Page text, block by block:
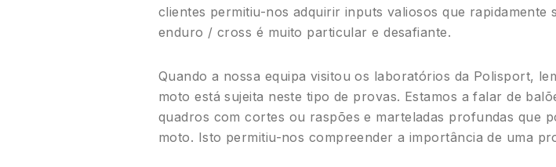
clientes permitiu-nos adquirir inputs valiosos que
enduro / cross é muito particular e desafiante.
Quando a nossa equipa visitou os laboratórios da Polisport,
moto está sujeita neste tipo de provas. Estamos a falar de
quadros com cortes ou raspões e marteladas profundas que
moto. Isto permitiu-nos compreender a importância de uma